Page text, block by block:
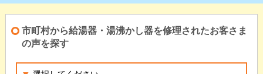
市町村から給湯器・湯沸かし器を修理されたお客さま
の声を探す